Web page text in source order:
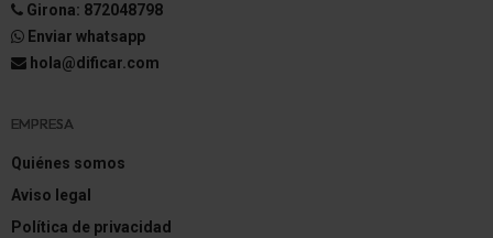
Girona: 872048798
Enviar whatsapp
hola@dificar.com
EMPRESA
Quiénes somos
Aviso legal
Política de privacidad